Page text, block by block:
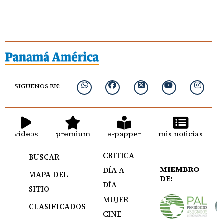
SIGUENOS EN:
videos premium e-papper mis noticias
BUSCAR
MAPA DEL
SITIO
CLASIFICADOS
CRÍTICA
DÍA A
DÍA
MUJER
CINE
MIEMBRO
DE: